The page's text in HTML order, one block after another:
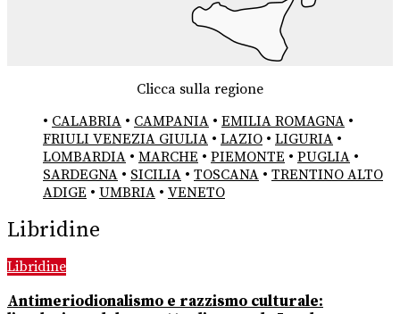
Clicca sulla regione
• CALABRIA • CAMPANIA • EMILIA ROMAGNA •
FRIULI VENEZIA GIULIA • LAZIO • LIGURIA •
LOMBARDIA • MARCHE • PIEMONTE • PUGLIA •
SARDEGNA • SICILIA • TOSCANA • TRENTINO ALTO
ADIGE • UMBRIA • VENETO
Libridine
Libridine
Antimeriodionalismo e razzismo culturale: